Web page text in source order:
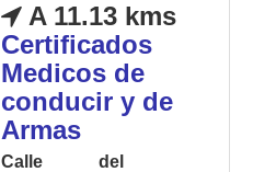
A 11.13 kms
Certificados
Medicos de
conducir y de
Armas
Calle del